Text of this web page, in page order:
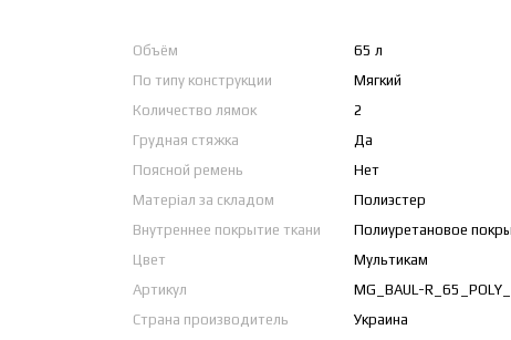
Объём
65 л
По типу конструкции
Мягкий
Количество лямок
2
Грудная стяжка
Да
Поясной ремень
Нет
Матеріал за складом
Полиэстер
Внутреннее покрытие ткани
Полиуретановое
Цвет
Мультикам
Артикул
MG_BAUL-
Страна производитель
Украина